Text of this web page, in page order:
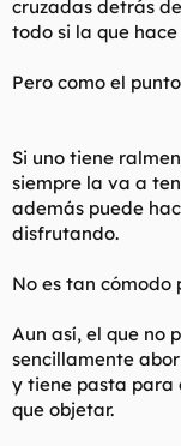
cruzadas detrás
todo si la que
Pero como el
Si uno tiene
siempre la va a
además puede
disfrutando.
No es tan cómodo
Aun así, el que no
sencillamente
y tiene pasta para
que objetar.